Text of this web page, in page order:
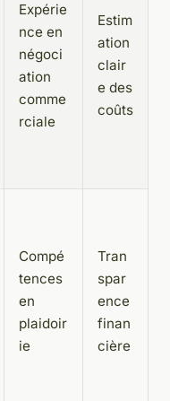
Expérie
nce en
négoci
ation
comme
rciale
Estim
ation
clair
e des
coûts
Compé
tences
en
plaidoir
ie
Tran
spar
ence
finan
cière